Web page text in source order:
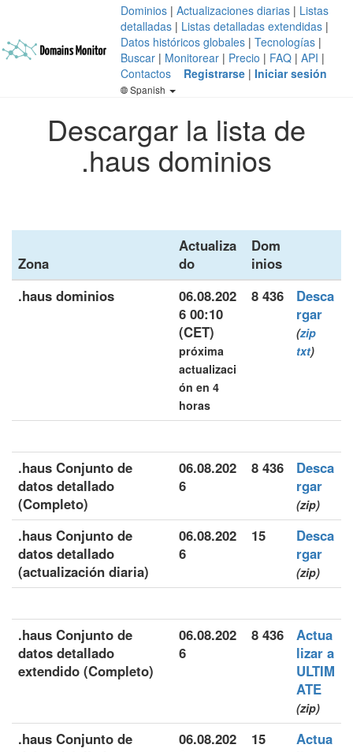
Dominios | Actualizaciones diarias | Listas
detalladas | Listas detalladas extendidas |
Datos históricos globales | Tecnologías |
Buscar | Monitorear | Precio | FAQ | API |
Contactos
Registrarse | Iniciar sesión
Spanish
Descargar la lista de
.haus dominios
Zona
Actualiza
do
Dom
inios
.haus dominios
06.08.202
6 00:10
(CET)
próxima
actualizaci
ón en 4
horas
8 436
Desca
rgar
(zip
txt)
.haus Conjunto de
datos detallado
(Completo)
06.08.202
6
8 436
Desca
rgar
(zip)
.haus Conjunto de
datos detallado
(actualización diaria)
06.08.202
6
15
Desca
rgar
(zip)
.haus Conjunto de
datos detallado
extendido (Completo)
06.08.202
6
8 436
Actua
lizar a
ULTIM
ATE
(zip)
.haus Conjunto de
06.08.202
15
Actua